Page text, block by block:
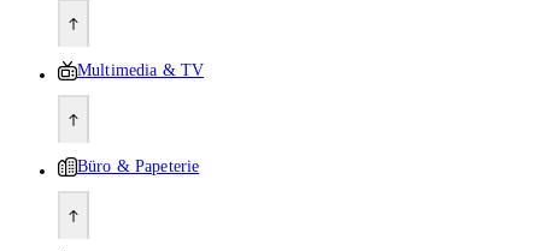
Multimedia & TV
Büro & Papeterie